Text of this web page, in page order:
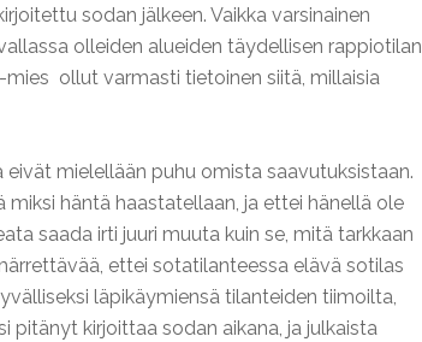
sodan jälkeen. Vaikka varsinainen
olleiden alueiden täydellisen rappiotilan
ollut varmasti tietoinen siitä, millaisia
mielellään puhu omista saavutuksistaan.
häntä haastatellaan, ja ettei hänellä ole
saada irti juuri muuta kuin se, mitä tarkkaan
ettei sotatilanteessa elävä sotilas
läpikäymiensä tilanteiden tiimoilta,
pitänyt kirjoittaa sodan aikana, ja julkaista